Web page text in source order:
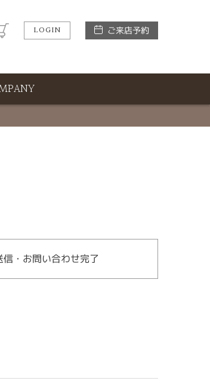
LOGIN ご来店予約
信・お問い合わせ完了